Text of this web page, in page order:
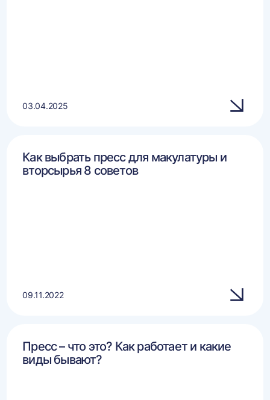
03.04.2025
Как выбрать пресс для макулатуры и
вторсырья 8 советов
09.11.2022
Пресс – что это? Как работает и какие
виды бывают?